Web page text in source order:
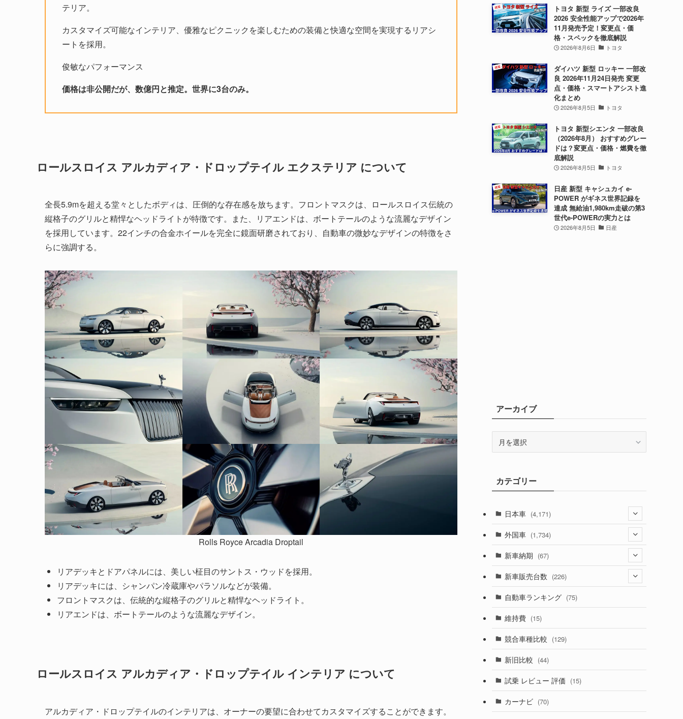
テリア。
カスタマイズ可能なインテリア、優雅なピクニックを楽しむための装備と快適な空間を実現するリアシ
ートを採用。
俊敏なパフォーマンス
価格は非公開だが、数億円と推定。世界に3台のみ。
ロールスロイス アルカディア・ドロップテイル エクステリア について
全長5.9mを超える堂々としたボディは、圧倒的な存在感を放ちます。フロントマスクは、ロールスロイス伝統の
縦格子のグリルと精悍なヘッドライトが特徴です。また、リアエンドは、ボートテールのような流麗なデザイン
を採用しています。22インチの合金ホイールを完全に鏡面研磨されており、自動車の微妙なデザインの特徴をさ
らに強調する。
Rolls Royce Arcadia Droptail
リアデッキとドアパネルには、美しい柾目のサントス・ウッドを採用。
リアデッキには、シャンパン冷蔵庫やパラソルなどが装備。
フロントマスクは、伝統的な縦格子のグリルと精悍なヘッドライト。
リアエンドは、ボートテールのような流麗なデザイン。
ロールスロイス アルカディア・ドロップテイル インテリア について
アルカディア・ドロップテイルのインテリアは、オーナーの要望に合わせてカスタマイズすることができます。
トヨタ 新型 ライズ 一部改良
2026 安全性能アップで2026年
11月発売予定！変更点・価
格・スペックを徹底解説
2026年8月6日 トヨタ
ダイハツ 新型 ロッキー 一部改
良 2026年11月24日発売 変更
点・価格・スマートアシスト進
化まとめ
2026年8月5日 トヨタ
トヨタ 新型シエンタ 一部改良
（2026年8月） おすすめグレー
ドは？変更点・価格・燃費を徹
底解説
2026年8月5日 トヨタ
日産 新型 キャシュカイ e-
POWER がギネス世界記録を
達成 無給油1,980km走破の第3
世代e-POWERの実力とは
2026年8月5日 日産
アーカイブ
ブカテゴリー
日本車 (4,171)
(1,321)
(329)
(525)
(356)
(328)
(194)
(230)
(253)
外国車 (1,734)
(188)
(242)
(85)
(84)
(14)
(222)
(50)
(58)
新車納期 (67)
(28)
(8)
(3)
(3)
(5)
(1)
新車販売台数 (226)
(21)
(5)
(7)
(5)
自動車ランキング (75)
維持費 (15)
競合車種比較 (129)
新旧比較 (44)
試乗 レビュー 評価 (15)
カーナビ (70)